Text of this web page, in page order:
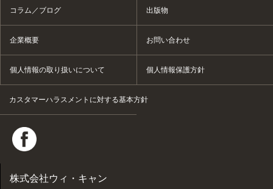
コラム／ブログ 出版物
企業概要 お問い合わせ
個人情報の取り扱いについて 個人情報保護方針
カスタマーハラスメントに対する基本方針
株式会社ウィ・キャン